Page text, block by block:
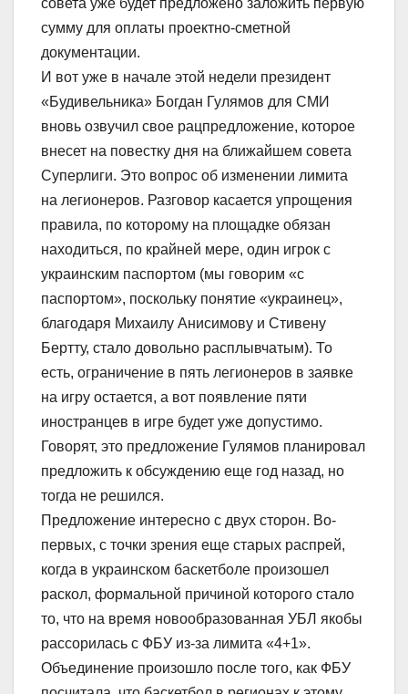
совета уже будет предложено заложить первую
сумму для оплаты проектно-сметной
документации.
И вот уже в начале этой недели президент
«Будивельника» Богдан Гулямов для СМИ
вновь озвучил свое рацпредложение, которое
внесет на повестку дня на ближайшем совета
Суперлиги. Это вопрос об изменении лимита
на легионеров. Разговор касается упрощения
правила, по которому на площадке обязан
находиться, по крайней мере, один игрок с
украинским паспортом (мы говорим «с
паспортом», поскольку понятие «украинец»,
благодаря Михаилу Анисимову и Стивену
Бертту, стало довольно расплывчатым). То
есть, ограничение в пять легионеров в заявке
на игру остается, а вот появление пяти
иностранцев в игре будет уже допустимо.
Говорят, это предложение Гулямов планировал
предложить к обсуждению еще год назад, но
тогда не решился.
Предложение интересно с двух сторон. Во-
первых, с точки зрения еще старых распрей,
когда в украинском баскетболе произошел
раскол, формальной причиной которого стало
то, что на время новообразованная УБЛ якобы
рассорилась с ФБУ из-за лимита «4+1».
Объединение произошло после того, как ФБУ